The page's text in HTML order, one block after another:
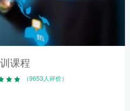
课程
（9653人评价）